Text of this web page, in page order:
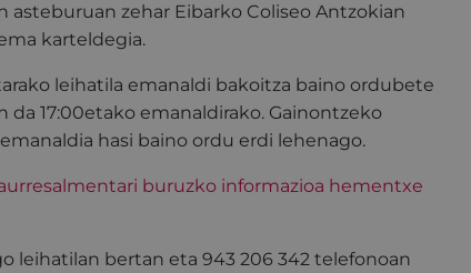
asteburuan zehar Eibarko Coliseo Antzokian
karteldegia.
leihatila emanaldi bakoitza baino ordubete
da 17:00etako emanaldirako. Gainontzeko
hasi baino ordu erdi lehenago.
buruzko informazioa hementxe
leihatilan bertan eta 943 206 342 telefonoan